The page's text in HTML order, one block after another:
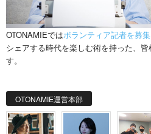
OTONAMIEではボランティア記者を募集
シェアする時代を楽しむ術を持った、
す。
OTONAMIE運営本部